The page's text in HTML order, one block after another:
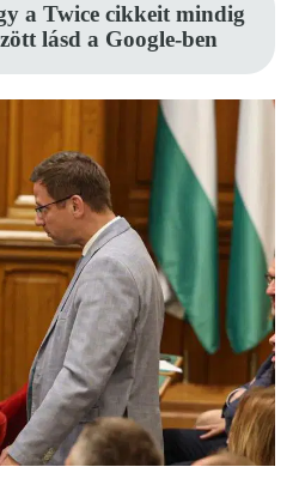
a Twice cikkeit mindig
lásd a Google-ben